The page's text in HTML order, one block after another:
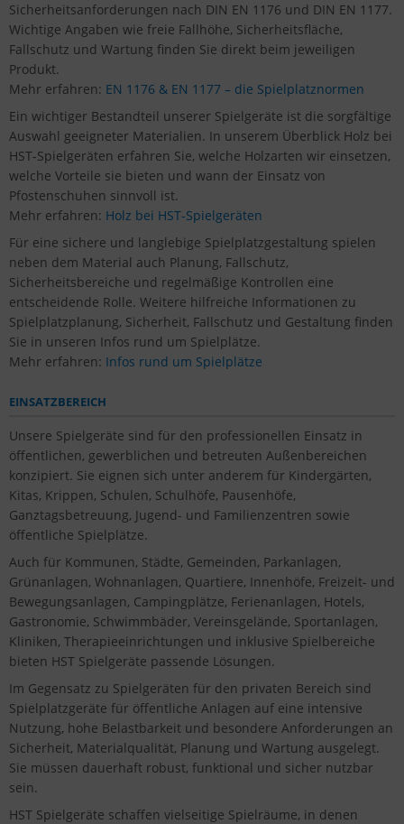
Sicherheitsanforderungen nach DIN EN 1176 und DIN EN 1177.
Wichtige Angaben wie freie Fallhöhe, Sicherheitsfläche,
Fallschutz und Wartung finden Sie direkt beim jeweiligen
Produkt.
Mehr erfahren: EN 1176 & EN 1177 – die Spielplatznormen
Ein wichtiger Bestandteil unserer Spielgeräte ist die sorgfältige
Auswahl geeigneter Materialien. In unserem Überblick Holz bei
HST-Spielgeräten erfahren Sie, welche Holzarten wir einsetzen,
welche Vorteile sie bieten und wann der Einsatz von
Pfostenschuhen sinnvoll ist.
Mehr erfahren: Holz bei HST-Spielgeräten
Für eine sichere und langlebige Spielplatzgestaltung spielen
neben dem Material auch Planung, Fallschutz,
Sicherheitsbereiche und regelmäßige Kontrollen eine
entscheidende Rolle. Weitere hilfreiche Informationen zu
Spielplatzplanung, Sicherheit, Fallschutz und Gestaltung finden
Sie in unseren Infos rund um Spielplätze.
Mehr erfahren: Infos rund um Spielplätze
EINSATZBEREICH
Unsere Spielgeräte sind für den professionellen Einsatz in
öffentlichen, gewerblichen und betreuten Außenbereichen
konzipiert. Sie eignen sich unter anderem für Kindergärten,
Kitas, Krippen, Schulen, Schulhöfe, Pausenhöfe,
Ganztagsbetreuung, Jugend- und Familienzentren sowie
öffentliche Spielplätze.
Auch für Kommunen, Städte, Gemeinden, Parkanlagen,
Grünanlagen, Wohnanlagen, Quartiere, Innenhöfe, Freizeit- und
Bewegungsanlagen, Campingplätze, Ferienanlagen, Hotels,
Gastronomie, Schwimmbäder, Vereinsgelände, Sportanlagen,
Kliniken, Therapieeinrichtungen und inklusive Spielbereiche
bieten HST Spielgeräte passende Lösungen.
Im Gegensatz zu Spielgeräten für den privaten Bereich sind
Spielplatzgeräte für öffentliche Anlagen auf eine intensive
Nutzung, hohe Belastbarkeit und besondere Anforderungen an
Sicherheit, Materialqualität, Planung und Wartung ausgelegt.
Sie müssen dauerhaft robust, funktional und sicher nutzbar
sein.
HST Spielgeräte schaffen vielseitige Spielräume, in denen